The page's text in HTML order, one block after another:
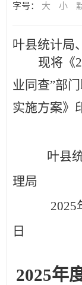
字号： 大 小
叶县统计局、
现将《
业同查”部
实施方案》
叶县
理局
日
2025年